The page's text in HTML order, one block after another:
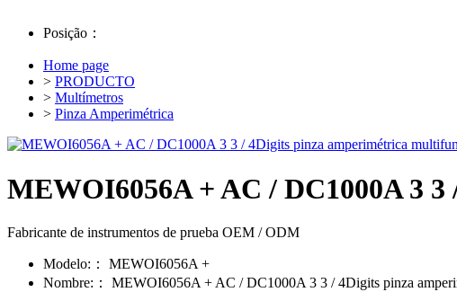
Posição：
Home page
> PRODUCTO
> Multímetros
> Pinza Amperimétrica
MEWOI6056A + AC / DC1000A 3
Fabricante de instrumentos de prueba OEM / ODM
Modelo:：
MEWOI6056A +
Nombre:：
MEWOI6056A + AC / DC1000A 3 3 / 4Digits pinza